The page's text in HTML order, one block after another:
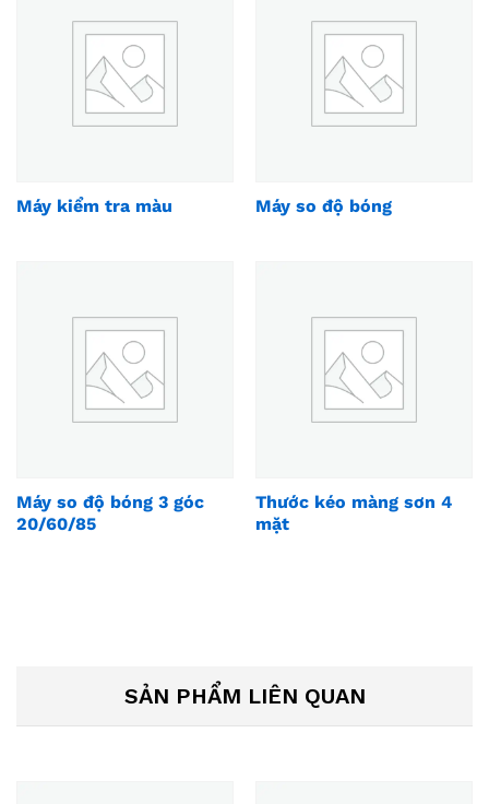
Máy kiểm tra màu Máy so độ bóng
Máy so độ bóng 3 góc
20/60/85
Thước kéo màng sơn 4
mặt
SẢN PHẨM LIÊN QUAN